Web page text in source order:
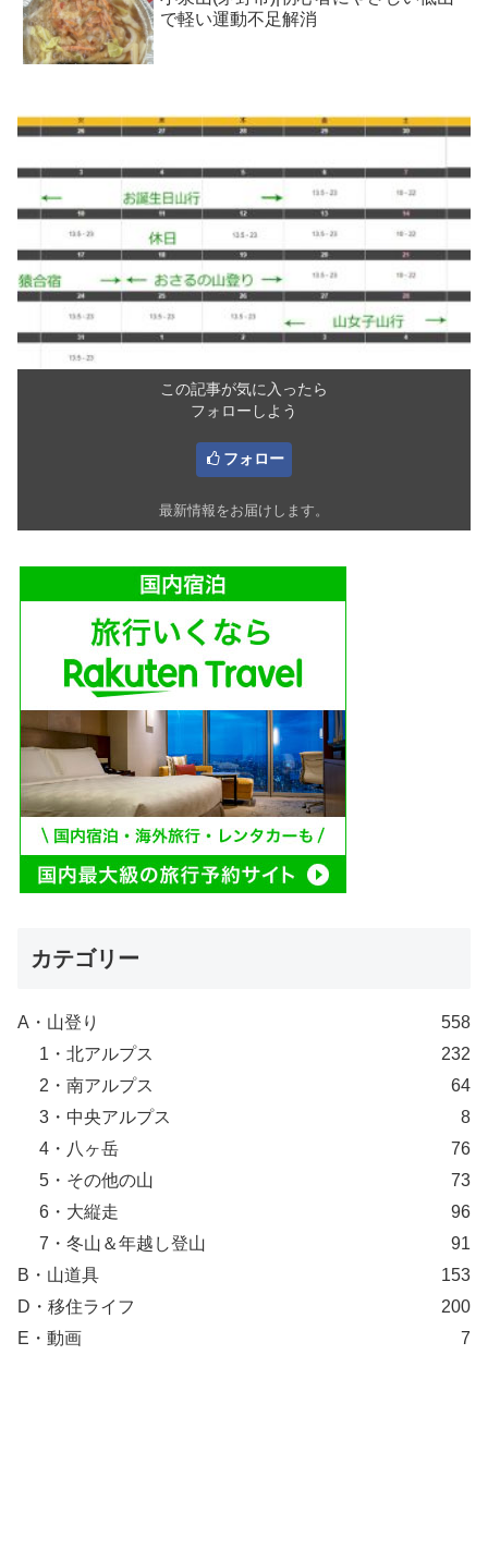
で軽い運動不足解消
この記事が気に入ったら
フォローしよう
フォロー
最新情報をお届けします。
カテゴリー
A・山登り
558
1・北アルプス
232
2・南アルプス
64
3・中央アルプス
8
4・八ヶ岳
76
5・その他の山
73
6・大縦走
96
7・冬山＆年越し登山
91
B・山道具
153
D・移住ライフ
200
E・動画
7